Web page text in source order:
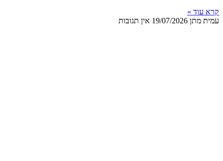
קרא עוד »
עמית מתן 19/07/2026 אין תגובות